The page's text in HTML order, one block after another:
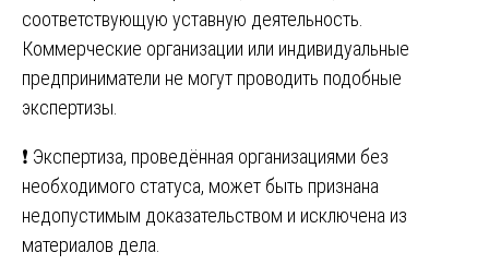
соответствующую уставную деятельность.
Коммерческие организации или индивидуальные
предприниматели не могут проводить подобные
экспертизы.
❗ Экспертиза, проведённая организациями без
необходимого статуса, может быть признана
недопустимым доказательством и исключена из
материалов дела.